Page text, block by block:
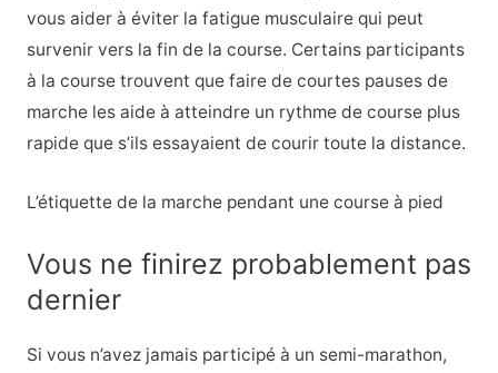
vous aider à éviter la fatigue musculaire qui peut
survenir vers la fin de la course. Certains participants
à la course trouvent que faire de courtes pauses de
marche les aide à atteindre un rythme de course plus
rapide que s’ils essayaient de courir toute la distance.
L’étiquette de la marche pendant une course à pied
Vous ne finirez probablement pas
dernier
Si vous n’avez jamais participé à un semi-marathon,